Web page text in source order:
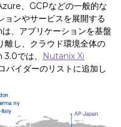
、GCPなどの一般的な
ョンやサービスを展開する
、アプリケーションを基盤
離し、クラウド環境全体の
では、
Nutanix Xi
バイダーのリストに追加し